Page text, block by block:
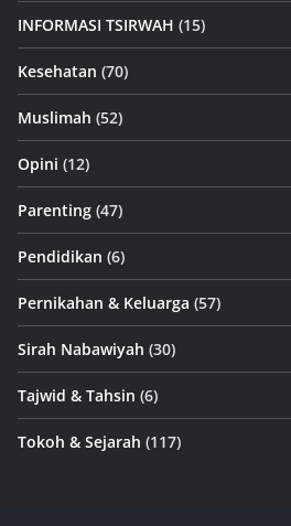
INFORMASI TSIRWAH (15)
Kesehatan (70)
Muslimah (52)
Opini (12)
Parenting (47)
Pendidikan (6)
Pernikahan & Keluarga (57)
Sirah Nabawiyah (30)
Tajwid & Tahsin (6)
Tokoh & Sejarah (117)